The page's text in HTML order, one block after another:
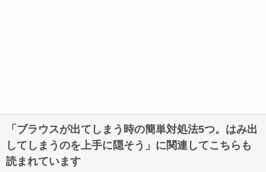
「ブラウスが出てしまう時の簡単対処法5つ。はみ出
してしまうのを上手に隠そう」に関連してこちらも
読まれています